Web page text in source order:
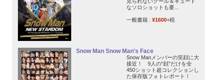
なソロショットも要...
一般書籍 : ¥1600+税
Snow Man Snow Man's Face
Snow Manメンバーの笑顔に大
接近！ 9人の“顔”だけを全
450ショット超コレクションし
た保存版フォトレポート！